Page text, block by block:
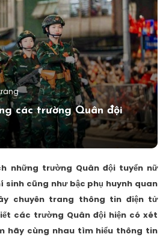
các trường Quân đội
những trường Quân đội tuyển nữ
sinh cũng như bậc phụ huynh quan
chuyên trang thông tin điện tử
các trường Quân đội hiện có xét
hãy cùng nhau tìm hiểu thông tin